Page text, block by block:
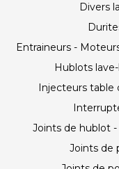
Divers
Entraineurs -
Hublots
Injecteurs table
Joints de hublot
Joints de